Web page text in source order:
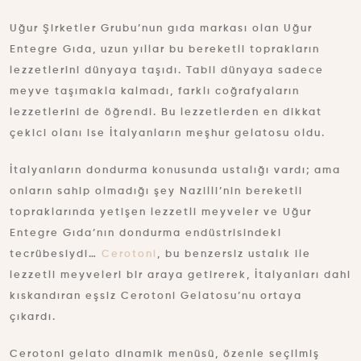
Uğur Şirketler Grubu’nun gıda markası olan Uğur
Entegre Gıda, uzun yıllar bu bereketli toprakların
lezzetlerini dünyaya taşıdı. Tabii dünyaya sadece
meyve taşımakla kalmadı, farklı coğrafyaların
lezzetlerini de öğrendi. Bu lezzetlerden en dikkat
çekici olanı ise İtalyanların meşhur gelatosu oldu.
İtalyanların dondurma konusunda ustalığı vardı; ama
onların sahip olmadığı şey Nazilli’nin bereketli
topraklarında yetişen lezzetli meyveler ve Uğur
Entegre Gıda’nın dondurma endüstrisindeki
tecrübesiydi… Cerotoni , bu benzersiz ustalık ile
lezzetli meyveleri bir araya getirerek, İtalyanları dahi
kıskandıran eşsiz Cerotoni Gelatosu’nu ortaya
çıkardı.
Cerotoni gelato dinamik menüsü, özenle seçilmiş